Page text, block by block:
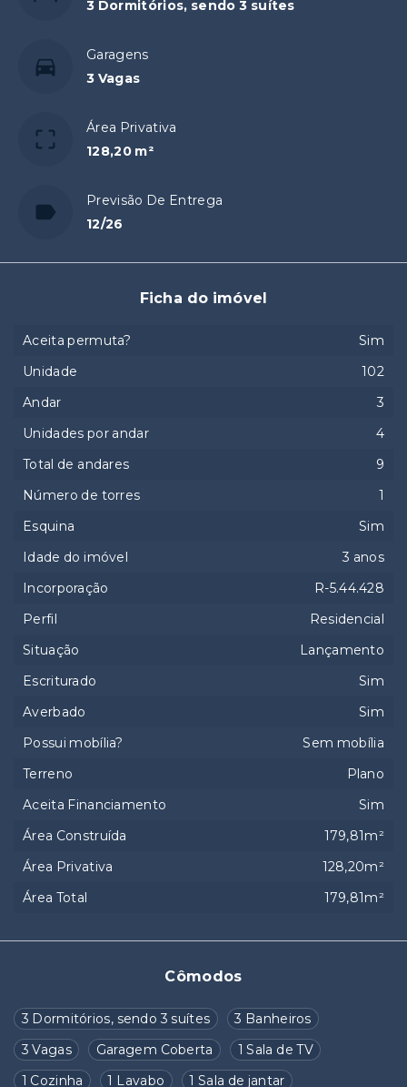
3 Dormitórios, sendo 3 suítes
Garagens
3 Vagas
Área Privativa
128,20 m²
Previsão De Entrega
12/26
Cômodos
3 Dormitórios, sendo 3 suítes
3 Banheiros
3 Vagas
Garagem Coberta
1 Sala de TV
1 Cozinha
1 Lavabo
1 Sala de jantar
Ficha do imóvel
Aceita permuta?
Sim
Unidade
102
Andar
3
Unidades por andar
4
Total de andares
9
Número de torres
1
Esquina
Sim
Idade do imóvel
3 anos
Incorporação
R-5.44.428
Perfil
Residencial
Situação
Lançamento
Escriturado
Sim
Averbado
Sim
Possui mobília?
Sem mobília
Terreno
Plano
Aceita Financiamento
Sim
Área Construída
179,81m²
Área Privativa
128,20m²
Área Total
179,81m²